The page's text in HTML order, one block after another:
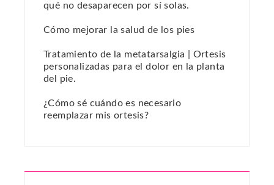
qué no desaparecen por sí solas.
Cómo mejorar la salud de los pies
Tratamiento de la metatarsalgia | Ortesis
personalizadas para el dolor en la planta
del pie.
¿Cómo sé cuándo es necesario
reemplazar mis ortesis?